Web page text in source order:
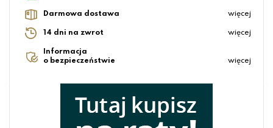
Darmowa dostawa więcej
14 dni na zwrot więcej
Informacja
o bezpieczeństwie
więcej